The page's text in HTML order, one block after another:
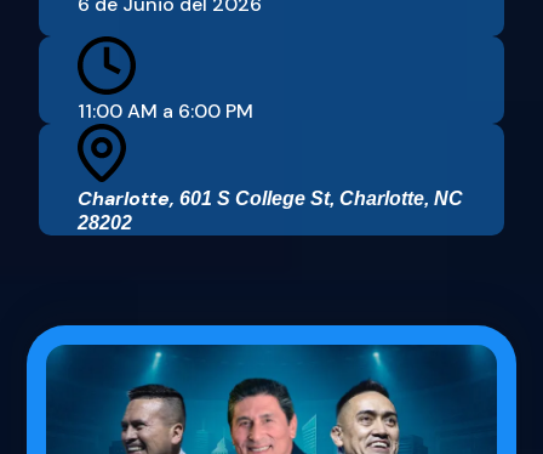
11:00 AM a 6:00 PM
Charlotte,601 S College St, Charlotte, NC
28202